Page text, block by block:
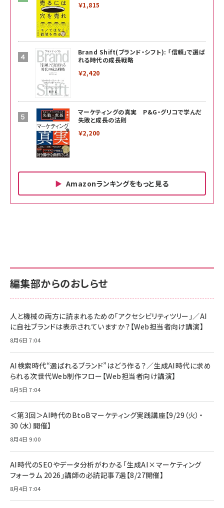
￥1,815
Brand Shift(ブランド・シフト): 「信頼」で選ば
れる時代の成長戦略
￥2,420
マーケティングの真実 P&G・グリコで学んだ
失敗と成長の法則
￥2,200
Amazonランキングをもっと見る
￥880
anan(アンアン)2026/06/24号 No.2500増刊
スペシャルエディション[王道エンタメの矜持／
￥1,100
年後半、あなたの恋と運命／山田涼介]
￥880
Amazonランキングをもっと見る
サポート正規品 メーカー保証5年 KLMEA128G
NIMASO ガラスフィルム iPhone 17 用 保護フィ
すい ガイド枠付き いPhone17 (6.3インチ) 対応
2枚セット DSP25F1698
￥1,599
【New】Amazon Fire TV Stick HD | 手軽にスト
レイヤー
￥6,980
Anker Soundcore P31i (Bluetooth 6.1) 【完
全ワイヤレスイヤホン/アクティブノイズキャンセリ
ング/マルチポイント接続 / 最大50時間再生 / PSE
Anker PowerLine III Flow USB-C & USB-C
ケーブル Anker絡まないケーブル 240W 結束バン
ド付き USB PD対応 シリコン素材採用 iPhone
17 / 16 / 15 / Galaxy iPad Pro MacBook
サポート正規品 メーカー保証5年 KLMEA128G
Amazon eギフトカード - Amazonロゴ - クラ
￥5,000
ケーブル Anker絡まないケーブル 240W 結束バン
17 / 16 / 15 / Galaxy iPad Pro MacBook
Pro/Air 各種対応 (1.8m ミッドナイトブラック)
￥1,890
キャンペーン】
￥4,857
編集部からのおしらせ
人と機械の両方に読まれるための「アクセシビリティツリー」／AI
に自社ブランドは表示されていますか？【Web担当者向け講演】
8月6日 7:04
AI検索時代“選ばれるブランド”はどう作る？／生成AI時代に求め
られる次世代Web制作フロー【Web担当者向け講演】
8月5日 7:04
＜第3回＞AI時代のBtoBマーケティング実践講座【9/29（火）・
30（水）開催】
8月4日 9:00
AI時代のSEOやデータ分析がわかる「生成AI×マーケティング
フォーラム 2026」講師の必読記事7選【8/27開催】
8月4日 7:04